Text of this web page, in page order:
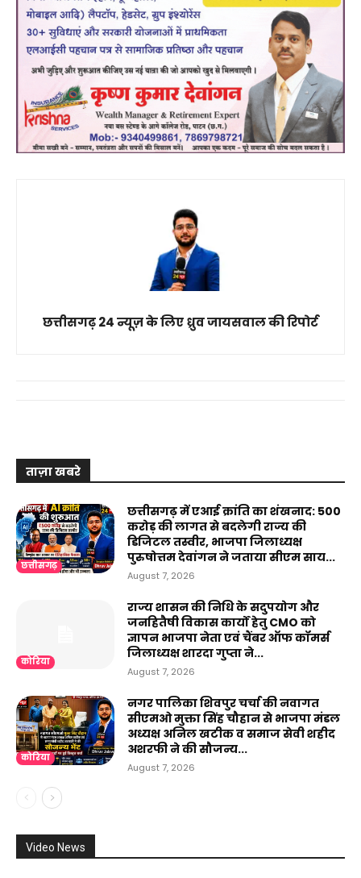
छत्तीसगढ़ 24 न्यूज़ के लिए ध्रुव जायसवाल की रिपोर्ट
ताज़ा खबरे
छत्तीसगढ़
छत्तीसगढ़ में एआई क्रांति का शंखनाद: 500
करोड़ की लागत से बदलेगी राज्य की
डिजिटल तस्वीर, भाजपा जिलाध्यक्ष
पुरुषोत्तम देवांगन ने जताया सीएम साय...
August 7, 2026
कोरिया
राज्य शासन की निधि के सदुपयोग और
जनहितैषी विकास कार्यों हेतु CMO को
ज्ञापन भाजपा नेता एवं चैंबर ऑफ कॉमर्स
जिलाध्यक्ष शारदा गुप्ता ने...
August 7, 2026
कोरिया
नगर पालिका शिवपुर चर्चा की नवागत
सीएमओ मुक्ता सिंह चौहान से भाजपा मंडल
अध्यक्ष अनिल खटीक व समाज सेवी शहीद
अशरफी ने की सौजन्य...
August 7, 2026
Video News